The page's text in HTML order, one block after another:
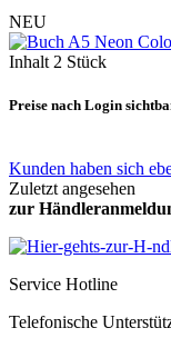
NEU
Inhalt 2 Stück
Preise nach Login
Kunden haben sich
Zuletzt angesehen
zur
Service Hotline
Telefonische